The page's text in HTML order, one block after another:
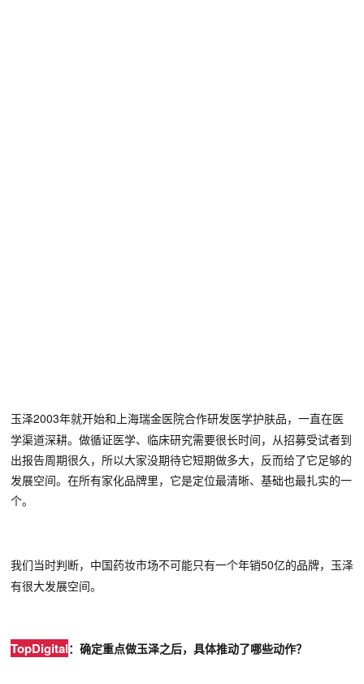
玉泽2003年就开始和上海瑞金医院合作研发医学护肤品，一直在医
学渠道深耕。做循证医学、临床研究需要很长时间，从招募受试者到
出报告周期很久，所以大家没期待它短期做多大，反而给了它足够的
发展空间。在所有家化品牌里，它是定位最清晰、基础也最扎实的一
个。
我们 当时判断，中国药妆市场不可能只有一个年销50亿的品牌，玉泽
有很大发展空间。
TopDigital：确定重点做玉泽之后，具体推动了哪些动作？